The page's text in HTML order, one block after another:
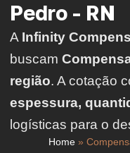
Pedro - RN
A Infinity
buscam
região. A cotação
espessura,
logísticas para o
Home »